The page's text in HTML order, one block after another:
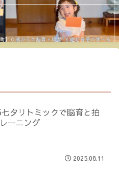
夕リトミックで脳育と拍
ーニング
2025.08.11